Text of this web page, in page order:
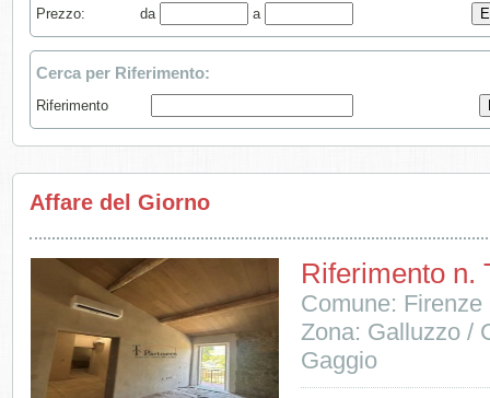
Prezzo: da a
Cerca per Riferimento:
Riferimento
Affare del Giorno
Riferimento n.
Comune: Firenze
Zona: Galluzzo /
Gaggio